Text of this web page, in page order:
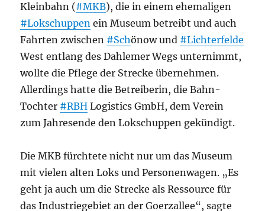
Kleinbahn (#MKB), die in einem ehemaligen
#Lokschuppen ein Museum betreibt und auch
Fahrten zwischen #Schönow und #Lichterfelde
West entlang des Dahlemer Wegs unternimmt,
wollte die Pflege der Strecke übernehmen.
Allerdings hatte die Betreiberin, die Bahn-
Tochter #RBH Logistics GmbH, dem Verein
zum Jahresende den Lokschuppen gekündigt.
Die MKB fürchtete nicht nur um das Museum
mit vielen alten Loks und Personenwagen. „Es
geht ja auch um die Strecke als Ressource für
das Industriegebiet an der Goerzallee“, sagte